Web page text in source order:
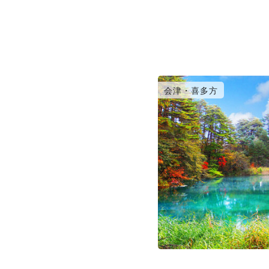
会津・喜多方